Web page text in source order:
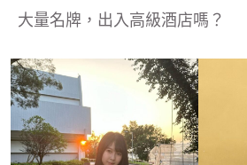
大量名牌，出入高級酒店嗎？